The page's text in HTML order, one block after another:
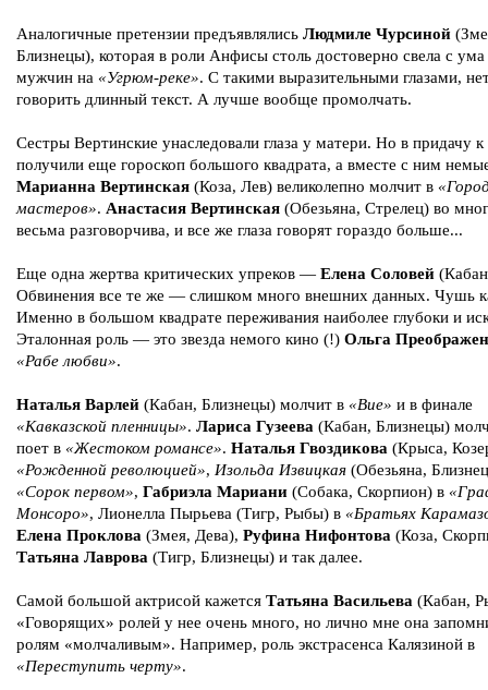
Аналогичные претензии предъявлялись Людмиле Чурсиной
Близнецы), которая в роли Анфисы столь достоверно свела с ума
мужчин на «Угрюм-реке». С такими выразительными глазами,
говорить длинный текст. А лучше вообще промолчать.
Сестры Вертинские унаследовали глаза у матери. Но в придачу
получили еще гороскоп большого квадрата, а вместе с ним
Марианна Вертинская (Коза, Лев) великолепно молчит в
мастеров». Анастасия Вертинская (Обезьяна, Стрелец) во
весьма разговорчива, и все же глаза говорят гораздо больше...
Еще одна жертва критических упреков — Елена Соловей
Обвинения все те же — слишком много внешних данных. Чушь
Именно в большом квадрате переживания наиболее глубоки и
Эталонная роль — это звезда немого кино (!) Ольга
«Рабе любви».
Наталья Варлей (Кабан, Близнецы) молчит в «Вие» и в финале
«Кавказской пленницы». Лариса Гузеева (Кабан, Близнецы)
поет в «Жестоком романсе». Наталья Гвоздикова (Крыса,
«Рожденной революцией», Изольда Извицкая (Обезьяна,
«Сорок первом», Габриэла Мариани (Собака, Скорпион) в
Монсоро», Лионелла Пырьева (Тигр, Рыбы) в «Братьях
Елена Проклова (Змея, Дева), Руфина Нифонтова (Коза,
Татьяна Лаврова (Тигр, Близнецы) и так далее.
Самой большой актрисой кажется Татьяна Васильева (Кабан,
«Говорящих» ролей у нее очень много, но лично мне она
ролям «молчаливым». Например, роль экстрасенса Калязиной в
«Переступить черту».